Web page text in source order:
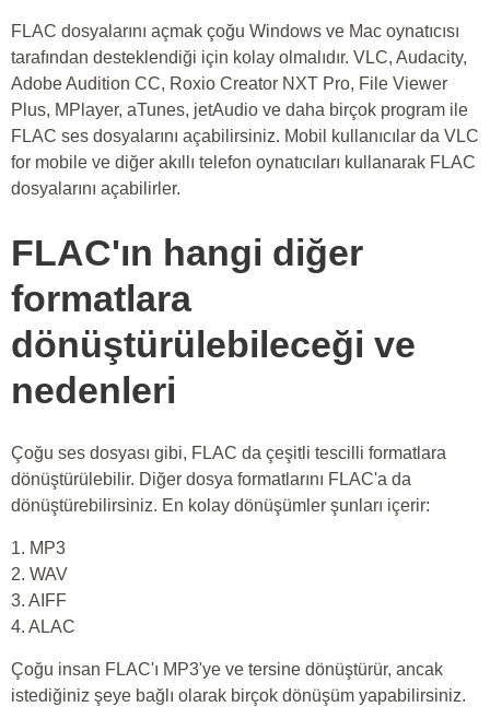
FLAC dosyalarını açmak çoğu Windows ve Mac oynatıcısı
tarafından desteklendiği için kolay olmalıdır. VLC, Audacity,
Adobe Audition CC, Roxio Creator NXT Pro, File Viewer
Plus, MPlayer, aTunes, jetAudio ve daha birçok program ile
FLAC ses dosyalarını açabilirsiniz. Mobil kullanıcılar da VLC
for mobile ve diğer akıllı telefon oynatıcıları kullanarak FLAC
dosyalarını açabilirler.
FLAC'ın hangi diğer
formatlara
dönüştürülebileceği ve
nedenleri
Çoğu ses dosyası gibi, FLAC da çeşitli tescilli formatlara
dönüştürülebilir. Diğer dosya formatlarını FLAC'a da
dönüştürebilirsiniz. En kolay dönüşümler şunları içerir:
1. MP3
2. WAV
3. AIFF
4. ALAC
Çoğu insan FLAC'ı MP3'ye ve tersine dönüştürür, ancak
istediğiniz şeye bağlı olarak birçok dönüşüm yapabilirsiniz.